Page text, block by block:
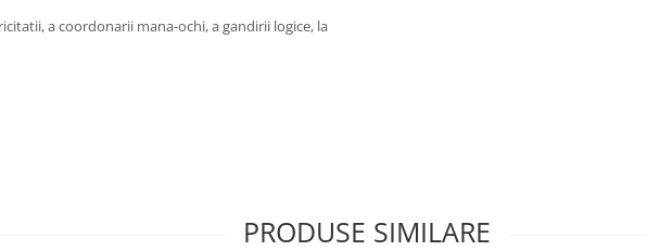
a coordonarii mana-ochi, a gandirii logice, la
PRODUSE SIMILARE